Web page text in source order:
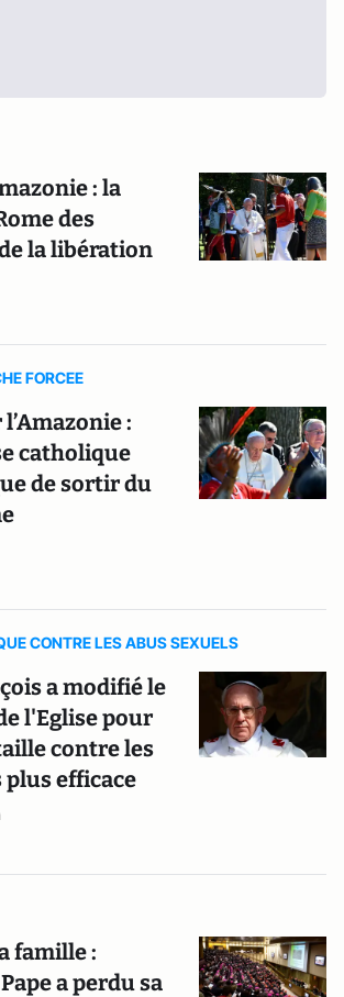
: la
des
la libération
FORCEE
:
catholique
de sortir du
CONTRE LES ABUS SEXUELS
a modifié le
l'Eglise pour
contre les
plus efficace
famille :
a perdu sa